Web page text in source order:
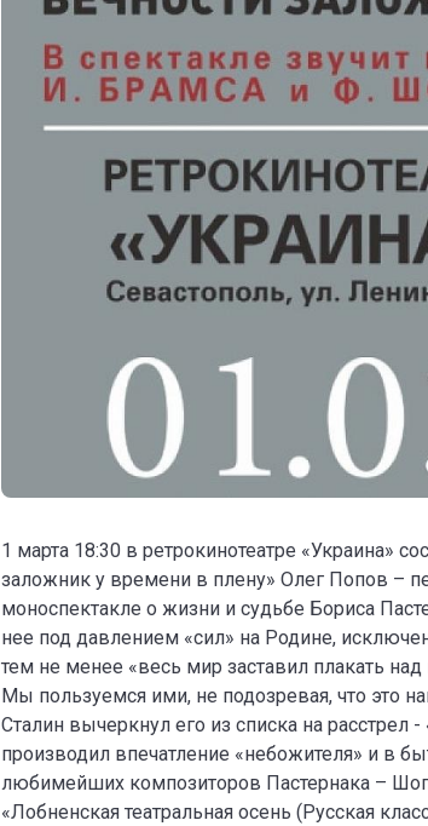
1 марта 18:30 в ретрокинотеатре «Украина»
заложник у времени в плену» Олег Попов –
моноспектакле о жизни и судьбе Бориса
нее под давлением «сил» на Родине,
тем не менее «весь мир заставил плакать
Мы пользуемся ими, не подозревая, что это
Сталин вычеркнул его из списка на расстрел
производил впечатление «небожителя» и в
любимейших композиторов Пастернака –
«Лобненская театральная осень (Русская